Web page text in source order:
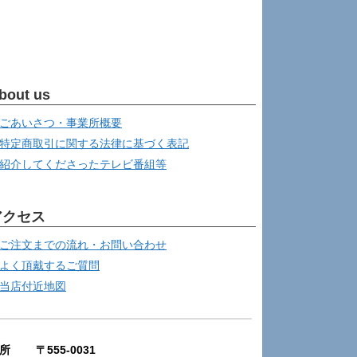
us
ごあいさつ・事業所概要
特定商取引に関する法律に基づく表記
紹介してくださったテレビ番組等
セス
ご注文までの流れ・お問い合わせ
よく頂戴するご質問
当店付近地図
所 〒555-0031